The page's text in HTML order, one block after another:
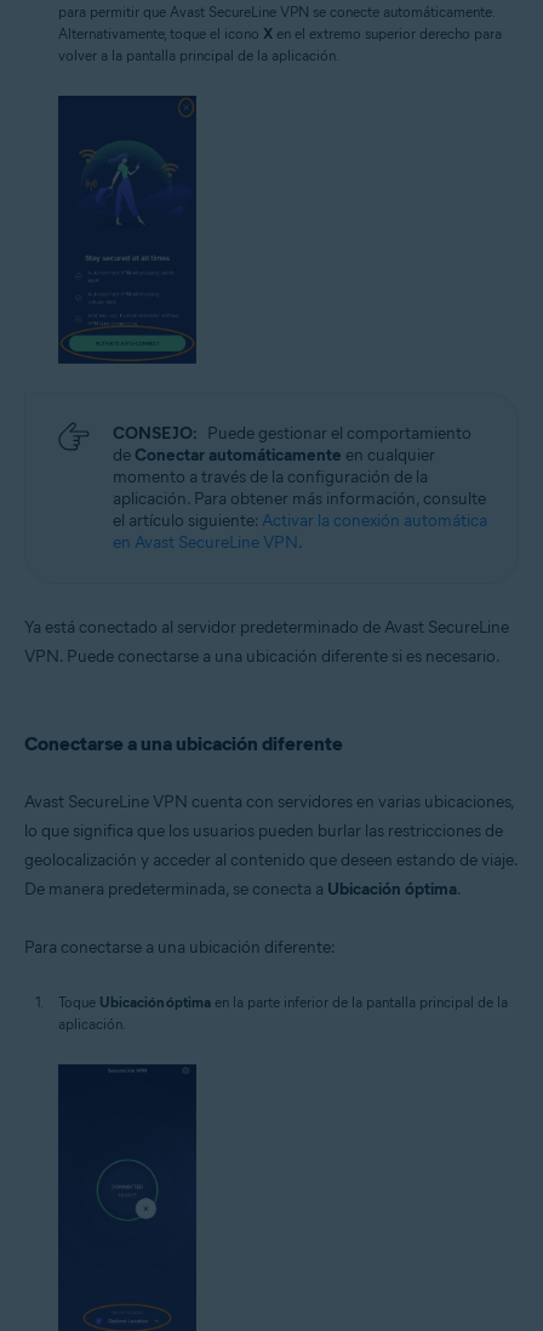
para permitir que Avast SecureLine VPN se conecte automáticamente.
Alternativamente, toque el icono X en el extremo superior derecho para
volver a la pantalla principal de la aplicación.
CONSEJO: Puede gestionar el comportamiento
de Conectar automáticamente en cualquier
momento a través de la configuración de la
aplicación. Para obtener más información, consulte
el artículo siguiente: Activar la conexión automática
en Avast SecureLine VPN.
Ya está conectado al servidor predeterminado de Avast SecureLine
VPN. Puede conectarse a una ubicación diferente si es necesario.
Conectarse a una ubicación diferente
Avast SecureLine VPN cuenta con servidores en varias ubicaciones,
lo que significa que los usuarios pueden burlar las restricciones de
geolocalización y acceder al contenido que deseen estando de viaje.
De manera predeterminada, se conecta a Ubicación óptima.
Para conectarse a una ubicación diferente:
Toque Ubicación óptima en la parte inferior de la pantalla principal de la
aplicación.